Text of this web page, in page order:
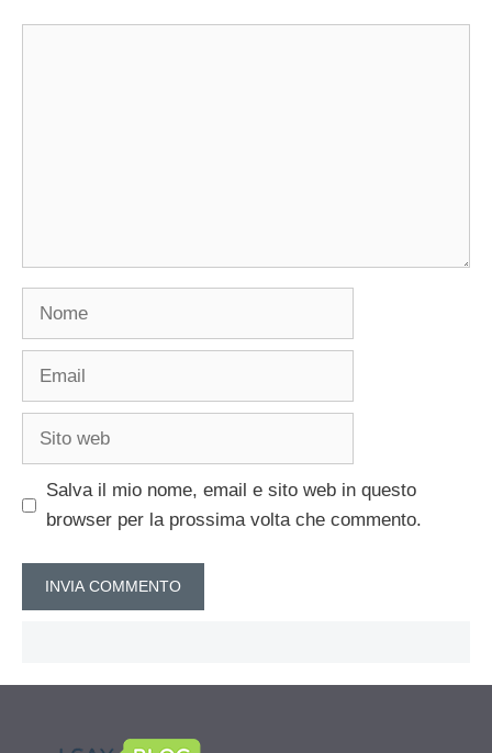
Nome
Email
Sito
Salva il mio nome, email e sito web in questo
browser per la prossima volta che commento.